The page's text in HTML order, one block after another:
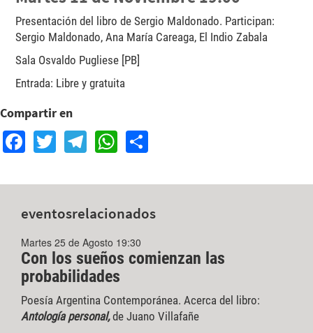
Presentación del libro de Sergio Maldonado. Participan:
Sergio Maldonado, Ana María Careaga, El Indio Zabala
Sala Osvaldo Pugliese [PB]
Entrada: Libre y gratuita
Compartir en
Facebook
TwitterTelegram
WhatsApp
eventosrelacionados
Martes 25 de Agosto 19:30
Con los sueños comienzan las
probabilidades
Poesía Argentina Contemporánea. Acerca del libro:
Antología personal,de Juano Villafañe